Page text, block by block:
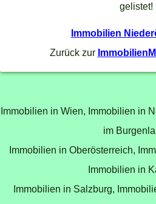
gelistet!
Immobilien
Zurück zur
Immobilien in Wien, Immobilien in
im
Immobilien in Oberösterreich,
Immobilien in
Immobilien in Salzburg,